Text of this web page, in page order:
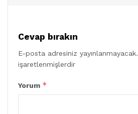
Cevap bırakın
E-posta adresiniz yayınlanmayacak.
işaretlenmişlerdir
Yorum *